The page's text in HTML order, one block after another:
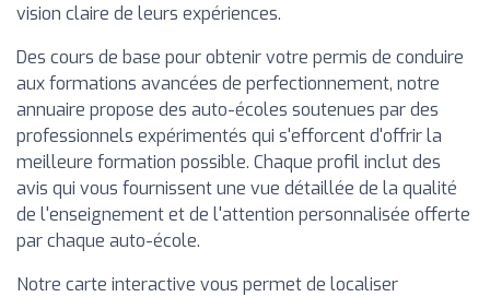
vision claire de leurs expériences.
Des cours de base pour obtenir votre permis de conduire
aux formations avancées de perfectionnement, notre
annuaire propose des auto-écoles soutenues par des
professionnels expérimentés qui s'efforcent d'offrir la
meilleure formation possible. Chaque profil inclut des
avis qui vous fournissent une vue détaillée de la qualité
de l'enseignement et de l'attention personnalisée offerte
par chaque auto-école.
Notre carte interactive vous permet de localiser